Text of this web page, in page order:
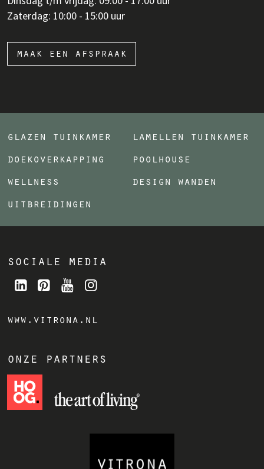
Zaterdag: 10:00 - 15:00 uur
maak een afspraak
glazen tuinkamer
lamellen tuinkamer
doekoverkapping
poolhouse
wellness
design wanden
uitbreidingen
sociale media
www.vitrona.nl
onze partners